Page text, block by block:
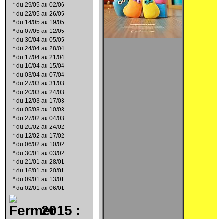
* du 29/05 au 02/06
* du 22/05 au 26/05
* du 14/05 au 19/05
* du 07/05 au 12/05
* du 30/04 au 05/05
* du 24/04 au 28/04
* du 17/04 au 21/04
* du 10/04 au 15/04
* du 03/04 au 07/04
* du 27/03 au 31/03
* du 20/03 au 24/03
* du 12/03 au 17/03
* du 05/03 au 10/03
* du 27/02 au 04/03
* du 20/02 au 24/02
* du 12/02 au 17/02
* du 06/02 au 10/02
* du 30/01 au 03/02
* du 21/01 au 28/01
* du 16/01 au 20/01
* du 09/01 au 13/01
* du 02/01 au 06/01
2015 :